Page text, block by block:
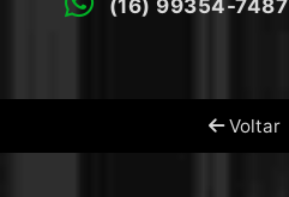
(16) 99354-7487
Voltar